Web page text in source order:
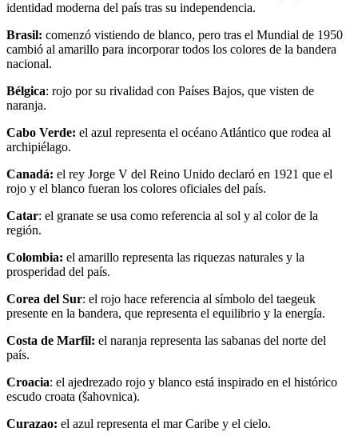
identidad moderna del país tras su independencia.
Brasil: comenzó vistiendo de blanco, pero tras el Mundial de 1950
cambió al amarillo para incorporar todos los colores de la bandera
nacional.
Bélgica: rojo por su rivalidad con Países Bajos, que visten de
naranja.
Cabo Verde: el azul representa el océano Atlántico que rodea al
archipiélago.
Canadá: el rey Jorge V del Reino Unido declaró en 1921 que el
rojo y el blanco fueran los colores oficiales del país.
Catar: el granate se usa como referencia al sol y al color de la
región.
Colombia: el amarillo representa las riquezas naturales y la
prosperidad del país.
Corea del Sur: el rojo hace referencia al símbolo del taegeuk
presente en la bandera, que representa el equilibrio y la energía.
Costa de Marfil: el naranja representa las sabanas del norte del
país.
Croacia: el ajedrezado rojo y blanco está inspirado en el histórico
escudo croata (šahovnica).
Curazao: el azul representa el mar Caribe y el cielo.